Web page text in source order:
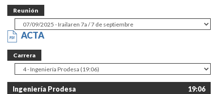
Reunión
ACTA
Carrera
Ingeniería Prodesa 19:06